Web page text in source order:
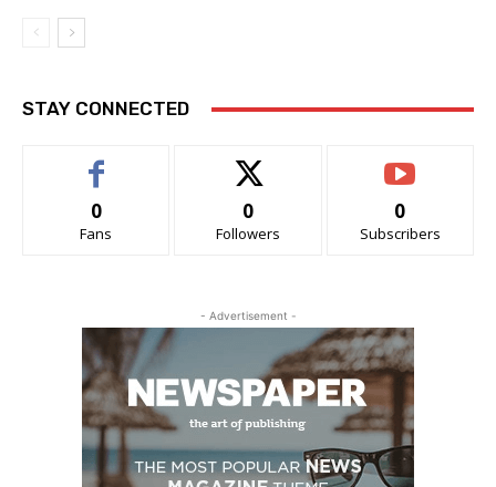
STAY CONNECTED
0
Fans
0
Followers
0
Subscribers
- Advertisement -